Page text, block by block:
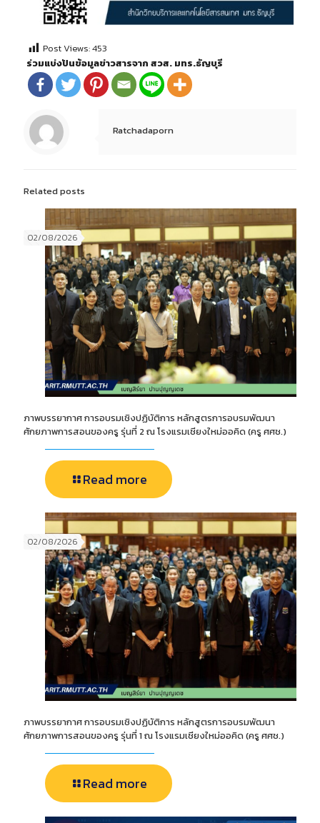
Post Views:453
ร่วมแบ่งปันข้อมูลข่าวสารจาก สวส. มทร.ธัญบุรี
Ratchadaporn
Related posts
02/08/2026
ภาพบรรยากาศ การอบรมเชิงปฏิบัติการ หลักสูตรการอบรมพัฒนา
ศักยภาพการสอนของครู รุ่นที่ 2 ณ โรงแรมเชียงใหม่ออคิด (ครู ศศช.)
Read more
02/08/2026
ภาพบรรยากาศ การอบรมเชิงปฏิบัติการ หลักสูตรการอบรมพัฒนา
ศักยภาพการสอนของครู รุ่นที่ 1 ณ โรงแรมเชียงใหม่ออคิด (ครู ศศช.)
Read more